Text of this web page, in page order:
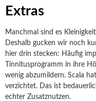
Extras
Manchmal sind es
Deshalb gucken wir noch
hier drin stecken: Häufig
Tinnitusprogramm in ihre
wenig abzumildern. Scala
verzichtet. Das ist
echter Zusatznutzen.